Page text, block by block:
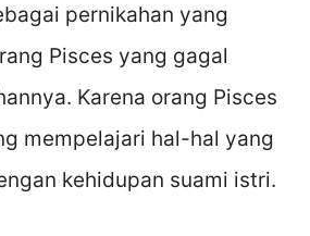
pernikahan yang
Pisces yang gagal
Karena orang Pisces
mempelajari hal-hal yang
kehidupan suami istri.